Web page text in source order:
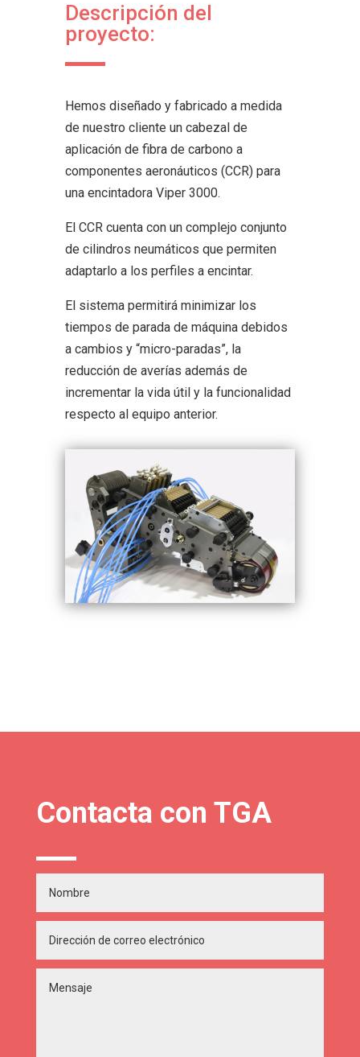
Descripción del
proyecto:
Hemos diseñado y fabricado a medida
de nuestro cliente un cabezal de
aplicación de fibra de carbono a
componentes aeronáuticos (CCR) para
una encintadora Viper 3000.
El CCR cuenta con un complejo conjunto
de cilindros neumáticos que permiten
adaptarlo a los perfiles a encintar.
El sistema permitirá minimizar los
tiempos de parada de máquina debidos
a cambios y “micro-paradas”, la
reducción de averías además de
incrementar la vida útil y la funcionalidad
respecto al equipo anterior.
Contacta con TGA